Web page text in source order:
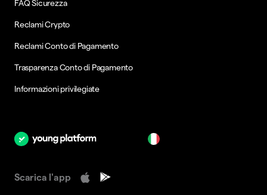
FAQ Sicurezza
Reclami Crypto
Reclami Conto di Pagamento
Trasparenza Conto di Pagamento
Informazioni privilegiate
Scarica l'app